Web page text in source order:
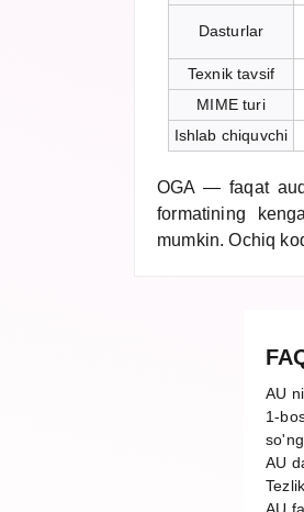
Dasturlar
Texnik tavsif
MIME turi
Ishlab chiquvchi
OGA — faqat
formatining
mumkin. Ochiq
AU
1-
AU